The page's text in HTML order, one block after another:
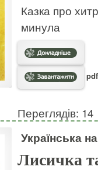
Казка про
минула
Переглядів: 14
Українська
Лисичка